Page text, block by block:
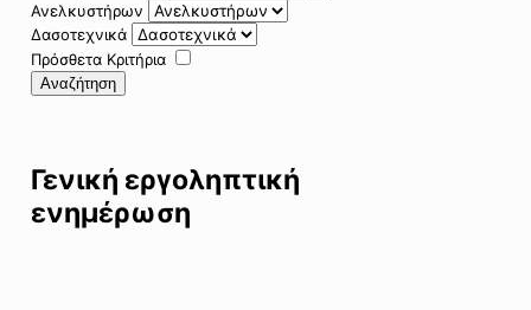
Ανελκυστήρων
Δασοτεχνικά
Πρόσθετα Κριτήρια
Αναζήτηση
Γενική εργοληπτική
ενημέρωση